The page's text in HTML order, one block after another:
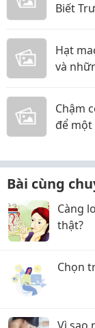
Biết
Hạt
và
Chậm
để một
Bài cùng
Càng
thật?
Chọn